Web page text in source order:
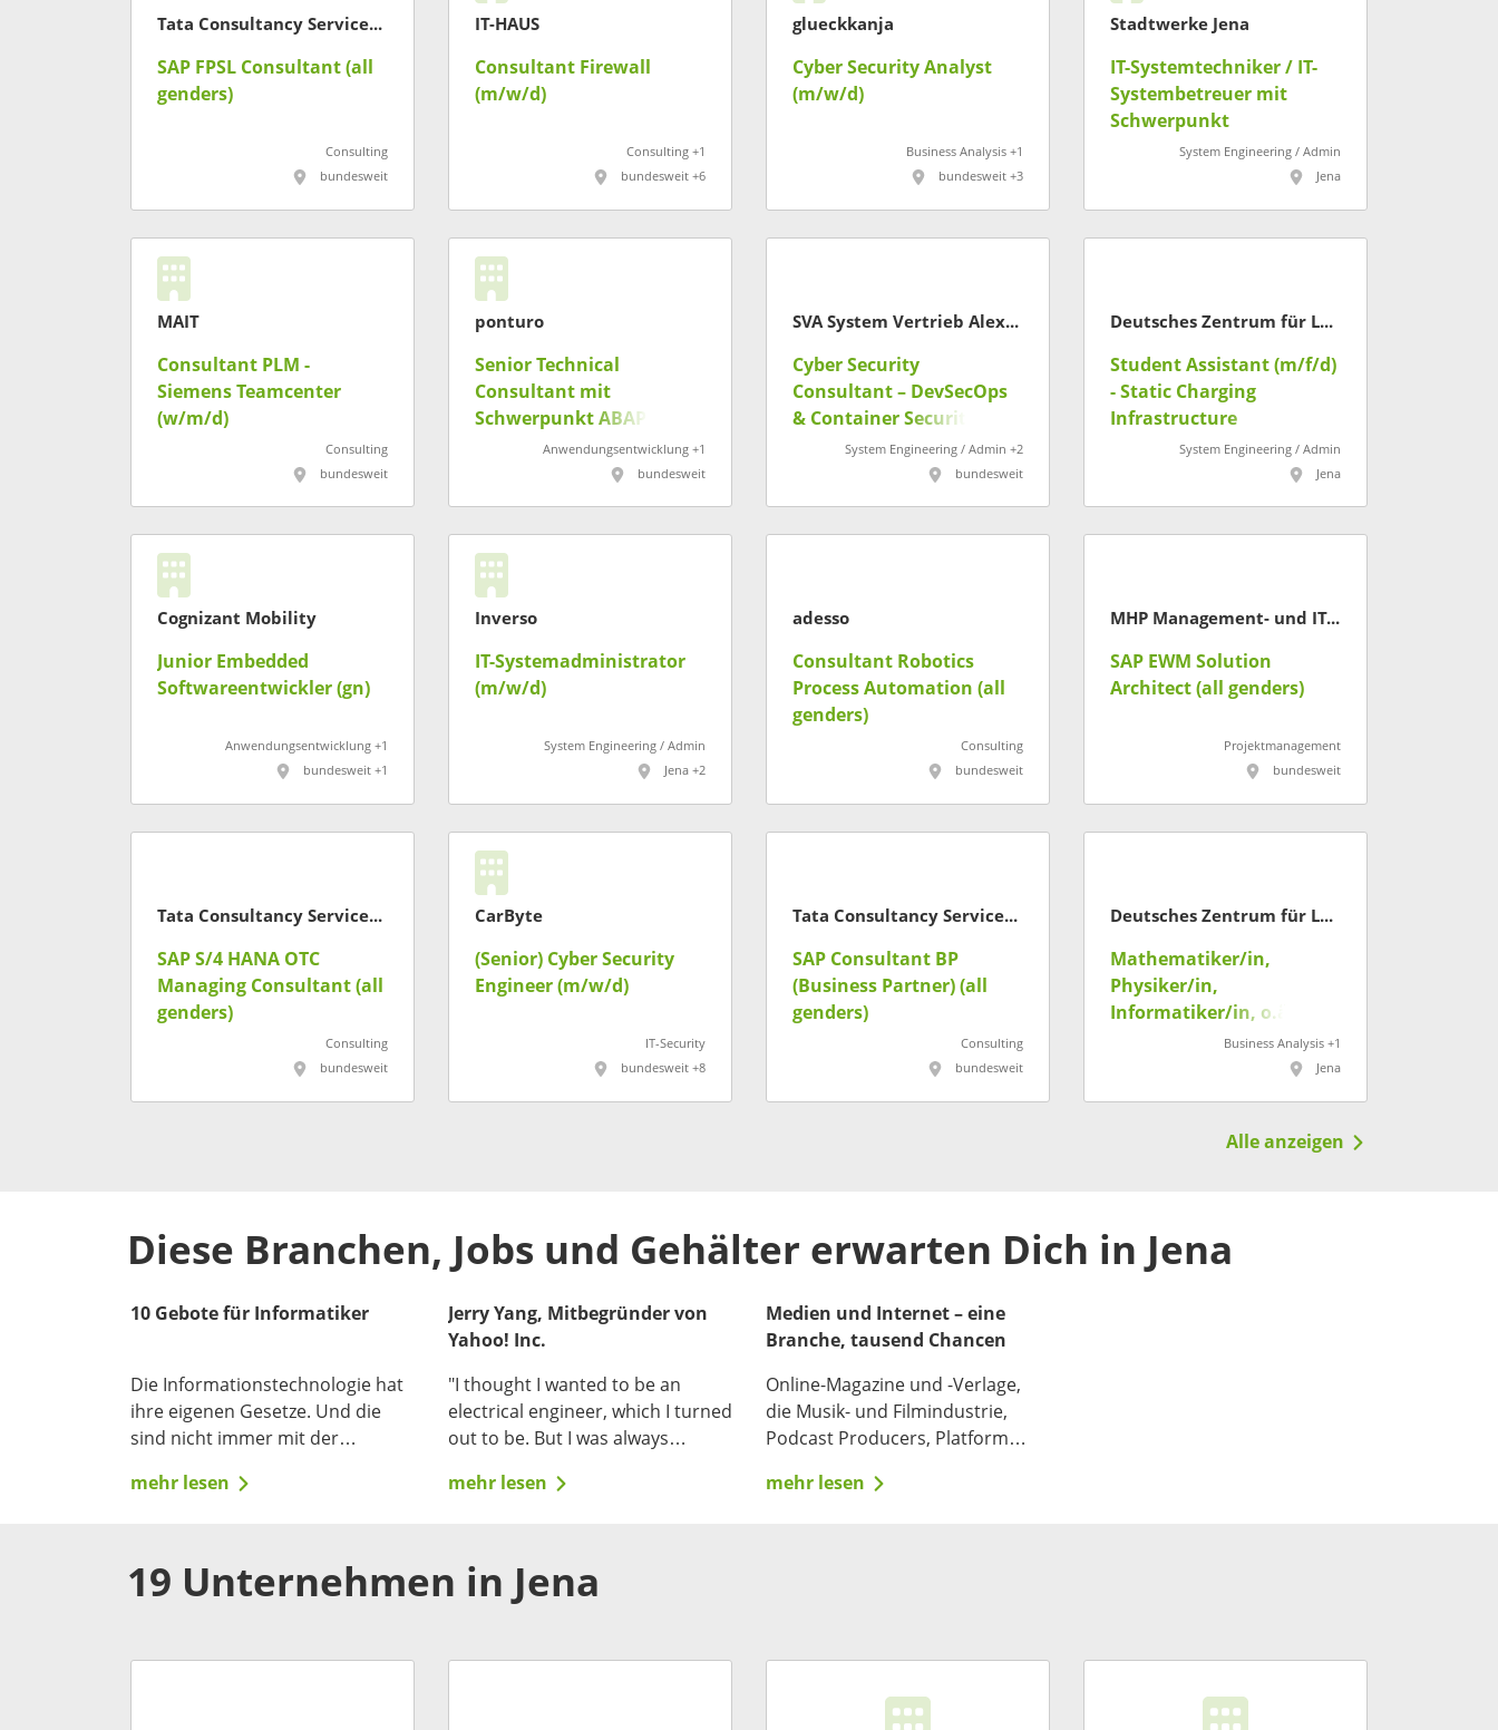
Tata Consultancy Services Deutschland GmbH
SAP FPSL Consultant (all
genders)
Consulting
bundesweit
IT-HAUS
Consultant Firewall
(m/w/d)
Consulting +1
bundesweit +6
glueckkanja
Cyber Security Analyst
(m/w/d)
Business Analysis +1
bundesweit +3
Stadtwerke Jena
IT-Systemtechniker / IT-
Systembetreuer mit
Schwerpunkt
Verkehrstechnik (m/w/d)
System Engineering / Admin
Jena
MAIT
Consultant PLM -
Siemens Teamcenter
(w/m/d)
Consulting
bundesweit
ponturo
Senior Technical
Consultant mit
Schwerpunkt ABAP
Entwicklung (m/w/d)
Anwendungsentwicklung +1
bundesweit
SVA System Vertrieb Alexander
Cyber Security
Consultant – DevSecOps
& Container Security
(m/w/d)System Engineering / Admin +2
bundesweit
Deutsches Zentrum für Luft- und Raumfahrt
Student Assistant (m/f/d)
- Static Charging
Infrastructure
System Engineering / Admin
Jena
Cognizant Mobility
Junior Embedded
Softwareentwickler (gn)
Anwendungsentwicklung +1
bundesweit +1
Inverso
IT-Systemadministrator
(m/w/d)
System Engineering / Admin
Jena +2
adesso
Consultant Robotics
Process Automation (all
genders)
Consulting
bundesweit
MHP Management- und IT-Beratung
SAP EWM Solution
Architect (all genders)
Projektmanagement
bundesweit
Tata Consultancy Services Deutschland GmbH
SAP S/4 HANA OTC
Managing Consultant (all
genders)
Consulting
bundesweit
CarByte
(Senior) Cyber Security
Engineer (m/w/d)
IT-Security
bundesweit +8
Tata Consultancy Services Deutschland GmbH
SAP Consultant BP
(Business Partner) (all
genders)
Consulting
bundesweit
Deutsches Zentrum für Luft- und Raumfahrt
Mathematiker/in,
Physiker/in,
Informatiker/in, o.ä.
(m/w/d) - Datengetr.
Analyse dynamischer
Business Analysis +1
Jena
Alle anzeigen
Diese Branchen, Jobs und Gehälter erwarten Dich in Jena
10 Gebote für Informatiker
Die Informationstechnologie hat
ihre eigenen Gesetze. Und die
sind nicht immer mit der
schafft man es trotzden, im Tech-
mehr lesen
Jerry Yang, Mitbegründer von
Yahoo! Inc.
"I thought I wanted to be an
electrical engineer, which I turned
out to be. But I was always
and what if I got interested in
mehr lesen
Medien und Internet – eine
Branche, tausend Chancen
Online-Magazine und -Verlage,
die Musik- und Filmindustrie,
Podcast Producers, Platform
Spielehersteller – die
mehr lesen
19 Unternehmen in Jena